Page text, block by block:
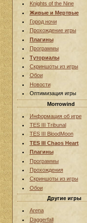
Knights of the Nine
Живые и Мертвые
Город ночи
Прохождение игры
Плагины
Программы
Туториалы
Скриншоты из игры
Обои
Новости
Оптимизация игры
Morrowind
Информация об игре
TES III Tribunal
TES III BloodMoon
TES III Chaos Heart
Плагины
Программы
Прохождения
Скриншоты из игры
Обои
Другие игры
Arena
Daggerfall